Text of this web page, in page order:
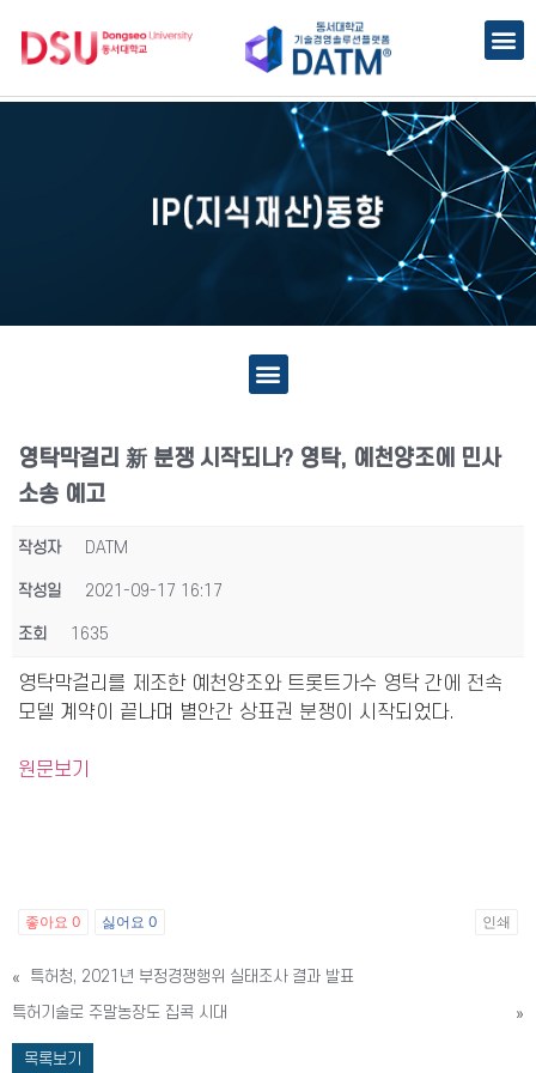
영탁막걸리 新 분쟁 시작되나? 영탁, 예천양조에 민사
소송 예고
작성자 DATM
작성일 2021-09-17 16:17
조회 1635
영탁막걸리를 제조한 예천양조와 트롯트가수 영탁 간에 전속
모델 계약이 끝나며 별안간 상표권 분쟁이 시작되었다.
원문보기
좋아요 0 싫어요 0 인쇄
«
특허청, 2021년 부정경쟁행위 실태조사 결과 발표
특허기술로 주말농장도 집콕 시대
»
목록보기